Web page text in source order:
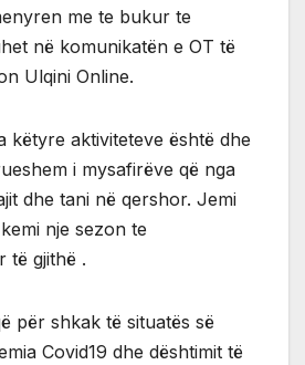
me te bukur te
në komunikatën e OT të
Ulqini Online.
këtyre aktiviteteve është dhe
i mysafirëve që nga
dhe tani në qershor. Jemi
nje sezon te
të gjithë .
për shkak të situatës së
Covid19 dhe dështimit të